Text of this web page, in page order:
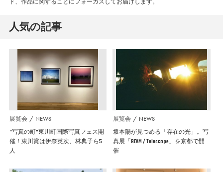
ド、作品に関することにフォーカスしてお届けします。
人気の記事
展覧会 NEWS
”写真の町”東川町国際写真フェス開
催！東川賞は伊奈英次、林典子ら5
人
展覧会 NEWS
坂本陽が見つめる「存在の光」。写
真展「BEAM / Telescope」を京都で開
催